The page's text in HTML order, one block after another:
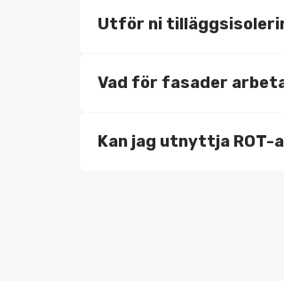
Utför ni
Vad för fasader
Kan jag utnyttja ROT-